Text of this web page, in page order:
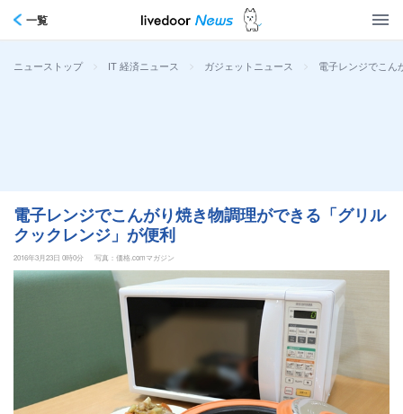
一覧
ニューストップ > IT 経済ニュース > ガジェットニュース > 電子レンジでこん
電子レンジでこんがり焼き物調理ができる「グリル
クックレンジ」が便利
2016年3月23日 0時0分 写真：価格.comマガジン